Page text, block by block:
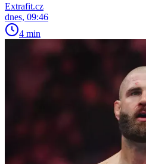
Extrafit.cz
dnes, 09:46
4 min